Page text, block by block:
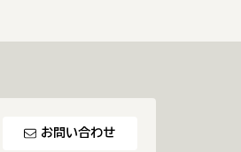
お問い合わせ